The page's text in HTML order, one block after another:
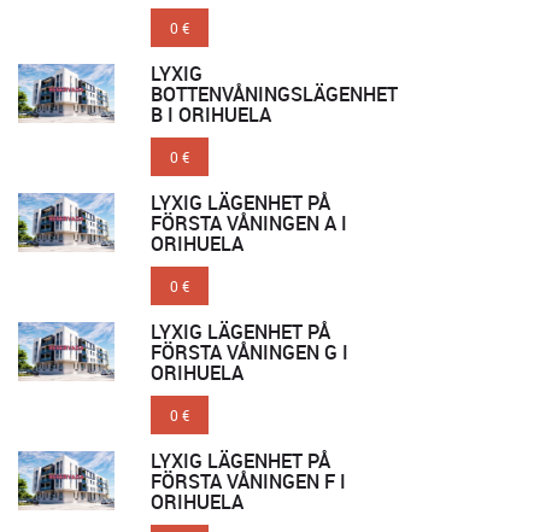
0 €
LYXIG
BOTTENVÅNINGSLÄGENHET
B I ORIHUELA
0 €
LYXIG LÄGENHET PÅ
FÖRSTA VÅNINGEN A I
ORIHUELA
0 €
LYXIG LÄGENHET PÅ
FÖRSTA VÅNINGEN G I
ORIHUELA
0 €
LYXIG LÄGENHET PÅ
FÖRSTA VÅNINGEN F I
ORIHUELA